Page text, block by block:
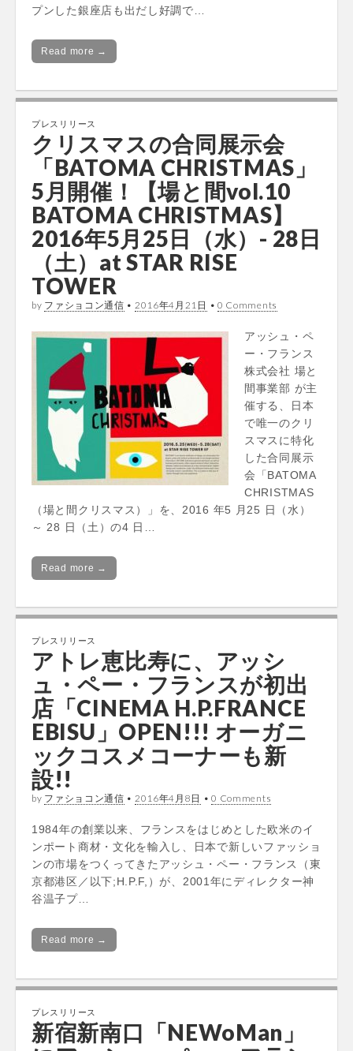
プンした銀座店も出だし好調で…
Read more →
プレスリリース
クリスマスの合同展示会
「BATOMA CHRISTMAS」
5月開催！【場と間vol.10
BATOMA CHRISTMAS】
2016年5月25日（水）- 28日
（土）at STAR RISE
TOWER
by ファショコン通信 • 2016年4月21日 • 0 Comments
アッシュ・ペ
ー・フランス
株式会社 場と
間事業部 が主
催する、日本
で唯一のクリ
スマスに特化
した合同展示
会「BATOMA
CHRISTMAS
（場と間クリスマス）」を、2016 年5 月25 日（水）
～ 28 日（土）の4 日…
Read more →
プレスリリース
アトレ恵比寿に、アッシ
ュ・ペー・フランスが初出
店「CINEMA H.P.FRANCE
EBISU」OPEN!!! オーガニ
ックコスメコーナーも新
設!!
by ファショコン通信 • 2016年4月8日 •0 Comments
1984年の創業以来、フランスをはじめとした欧米のイ
ンポート商材・文化を輸入し、日本で新しいファッショ
ンの市場をつくってきたアッシュ・ペー・フランス（東
京都港区／以下;H.P.F,）が、2001年にディレクター神
谷温子プ…
Read more →
プレスリリース
新宿新南口「NEWoMan」